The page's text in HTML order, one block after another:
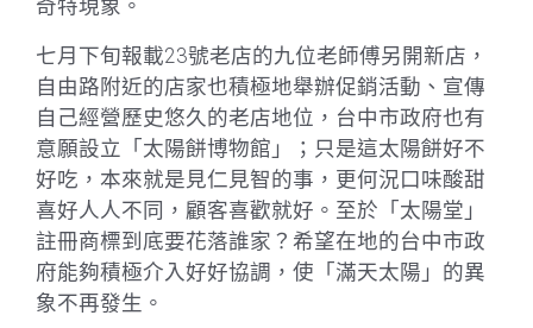
奇特現象。
七月下旬報載23號老店的九位老師傅另開新店，
自由路附近的店家也積極地舉辦促銷活動、宣傳
自己經營歷史悠久的老店地位，台中市政府也有
意願設立「太陽餅博物館」；只是這太陽餅好不
好吃，本來就是見仁見智的事，更何況口味酸甜
喜好人人不同，顧客喜歡就好。至於「太陽堂」
註冊商標到底要花落誰家？希望在地的台中市政
府能夠積極介入好好協調，使「滿天太陽」的異
象不再發生。